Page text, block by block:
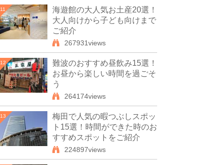
11
海遊館の大人気お土産20選！
大人向けから子ども向けまで
ご紹介
267931views
12
難波のおすすめ昼飲み15選！
お昼から楽しい時間を過ごそ
う
264174views
13
梅田で人気の暇つぶしスポッ
ト15選！時間ができた時のお
すすめスポットをご紹介
224897views